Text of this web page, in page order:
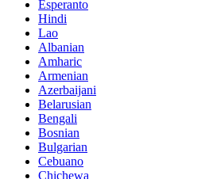
Esperanto
Hindi
Lao
Albanian
Amharic
Armenian
Azerbaijani
Belarusian
Bengali
Bosnian
Bulgarian
Cebuano
Chichewa